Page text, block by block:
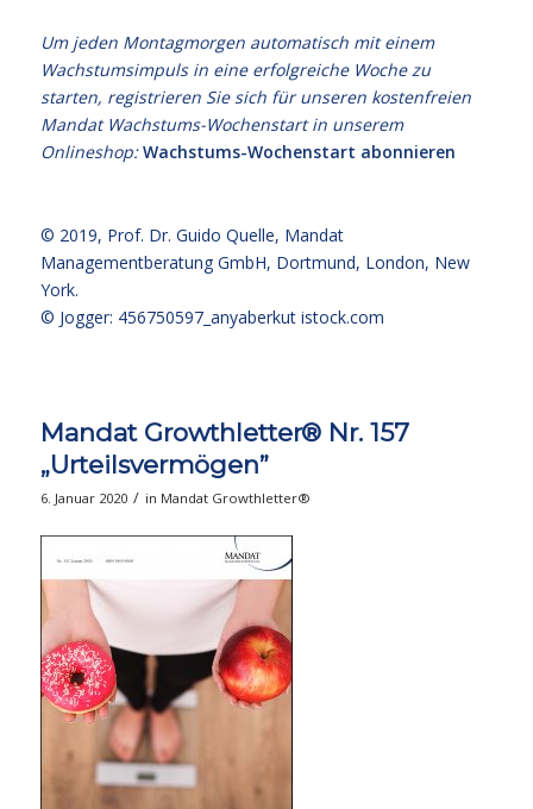
Um jeden Montagmorgen automatisch mit einem
Wachstumsimpuls in eine erfolgreiche Woche zu
starten, registrieren Sie sich für unseren kostenfreien
Mandat Wachstums-Wochenstart in unserem
Onlineshop:Wachstums-Wochenstart abonnieren
© 2019, Prof. Dr. Guido Quelle, Mandat
Managementberatung GmbH, Dortmund, London, New
York.
© Jogger: 456750597_anyaberkut istock.com
Mandat Growthletter® Nr. 157
„Urteilsvermögen”
6. Januar 2020 / in Mandat Growthletter®